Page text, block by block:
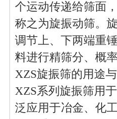
个运动传递给筛面
称之为旋振动筛。
调节上、下两端重
料进行精筛分、概
XZS旋振筛的用途
XZS系列旋振筛用
泛应用于冶金、化